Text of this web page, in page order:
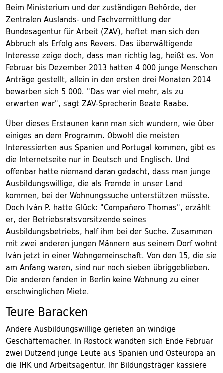
Beim Ministerium und der zuständigen Behörde, der
Zentralen Auslands- und Fachvermittlung der
Bundesagentur für Arbeit (ZAV), heftet man sich den
Abbruch als Erfolg ans Revers. Das überwältigende
Interesse zeige doch, dass man richtig lag, heißt es. Von
Februar bis Dezember 2013 hatten 4 000 junge Menschen
Anträge gestellt, allein in den ersten drei Monaten 2014
bewarben sich 5 000. "Das war viel mehr, als zu
erwarten war", sagt ZAV-Sprecherin Beate Raabe.
Über dieses Erstaunen kann man sich wundern, wie über
einiges an dem Programm. Obwohl die meisten
Interessierten aus Spanien und Portugal kommen, gibt es
die Internetseite nur in Deutsch und Englisch. Und
offenbar hatte niemand daran gedacht, dass man junge
Ausbildungswillige, die als Fremde in unser Land
kommen, bei der Wohnungssuche unterstützen müsste.
Doch Iván P. hatte Glück: "Compañero Thomas", erzählt
er, der Betriebsratsvorsitzende seines
Ausbildungsbetriebs, half ihm bei der Suche. Zusammen
mit zwei anderen jungen Männern aus seinem Dorf wohnt
Iván jetzt in einer Wohngemeinschaft. Von den 15, die sie
am Anfang waren, sind nur noch sieben übriggeblieben.
Die anderen fanden in Berlin keine Wohnung zu einer
erschwinglichen Miete.
Teure Baracken
Andere Ausbildungswillige gerieten an windige
Geschäftemacher. In Rostock wandten sich Ende Februar
zwei Dutzend junge Leute aus Spanien und Osteuropa an
die IHK und Arbeitsagentur. Ihr Bildungsträger kassiere